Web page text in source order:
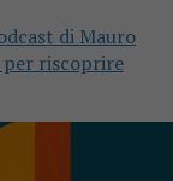
di Mauro
per riscoprire